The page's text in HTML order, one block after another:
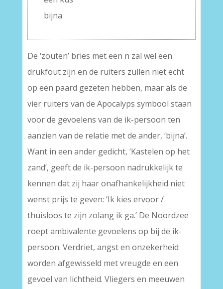
bijna
De ‘zouten’ bries met een n zal wel een
drukfout zijn en de ruiters zullen niet echt
op een paard gezeten hebben, maar als de
vier ruiters van de Apocalyps symbool staan
voor de gevoelens van de ik-persoon ten
aanzien van de relatie met de ander, ‘bijna’.
Want in een ander gedicht, ‘Kastelen op het
zand’, geeft de ik-persoon nadrukkelijk te
kennen dat zij haar onafhankelijkheid niet
wenst prijs te geven: ‘Ik kies ervoor /
thuisloos te zijn zolang ik ga.’ De Noordzee
roept ambivalente gevoelens op bij de ik-
persoon. Verdriet, angst en onzekerheid
worden afgewisseld met vreugde en een
gevoel van lichtheid. Vliegers en meeuwen